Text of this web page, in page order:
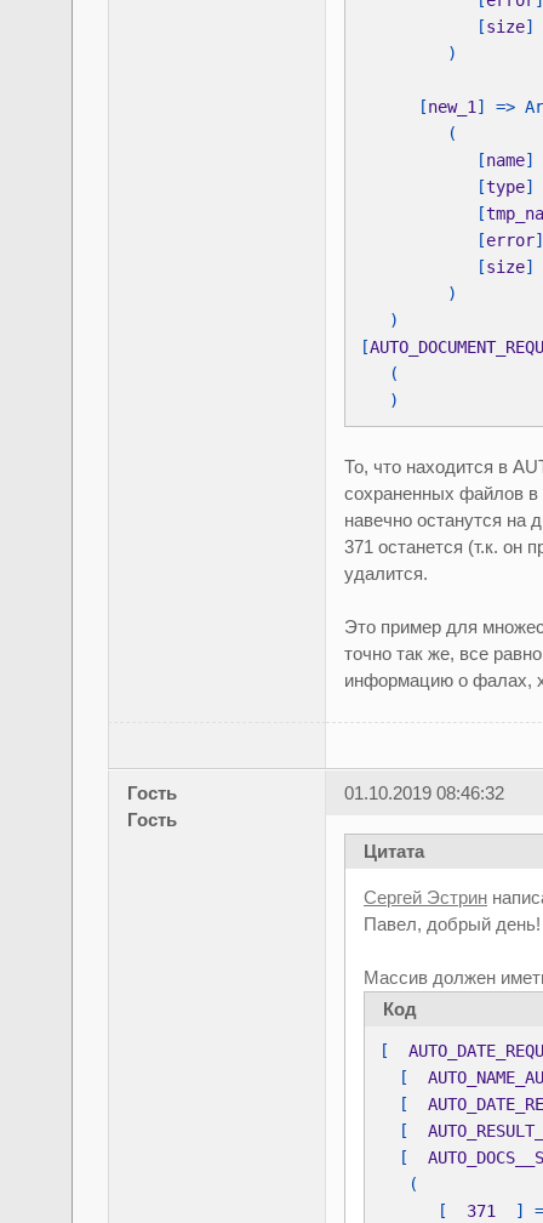
[size]
[new_1
[name]
[type]
[
[error
[size]
[
)
То, что находится в
сохраненных файлов в
навечно останутся на
371 останется (т.к. он
удалится.
Это пример для
точно так же, все
информацию о фалах,
Гость
Гость
01.10.2019 08:46:32
Цитата
Сергей Эстрин
Павел, добрый день!
Массив должен
Код
[
[
[
[
[
[ 371
]